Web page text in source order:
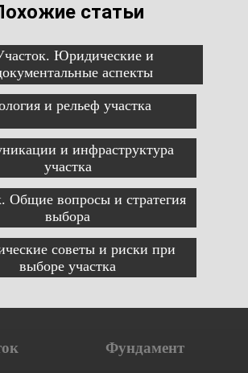
статьи
Юридические и
аспекты
и рельеф участка
и инфраструктура
участка
Общие вопросы и стратегия
выбора
советы и риски при
выборе участка
Фундамент